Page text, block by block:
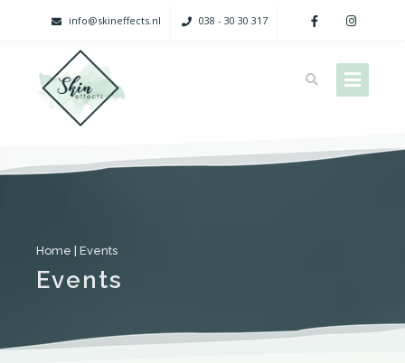
info@skineffects.nl 038 - 30 30 317
Home Events
Events